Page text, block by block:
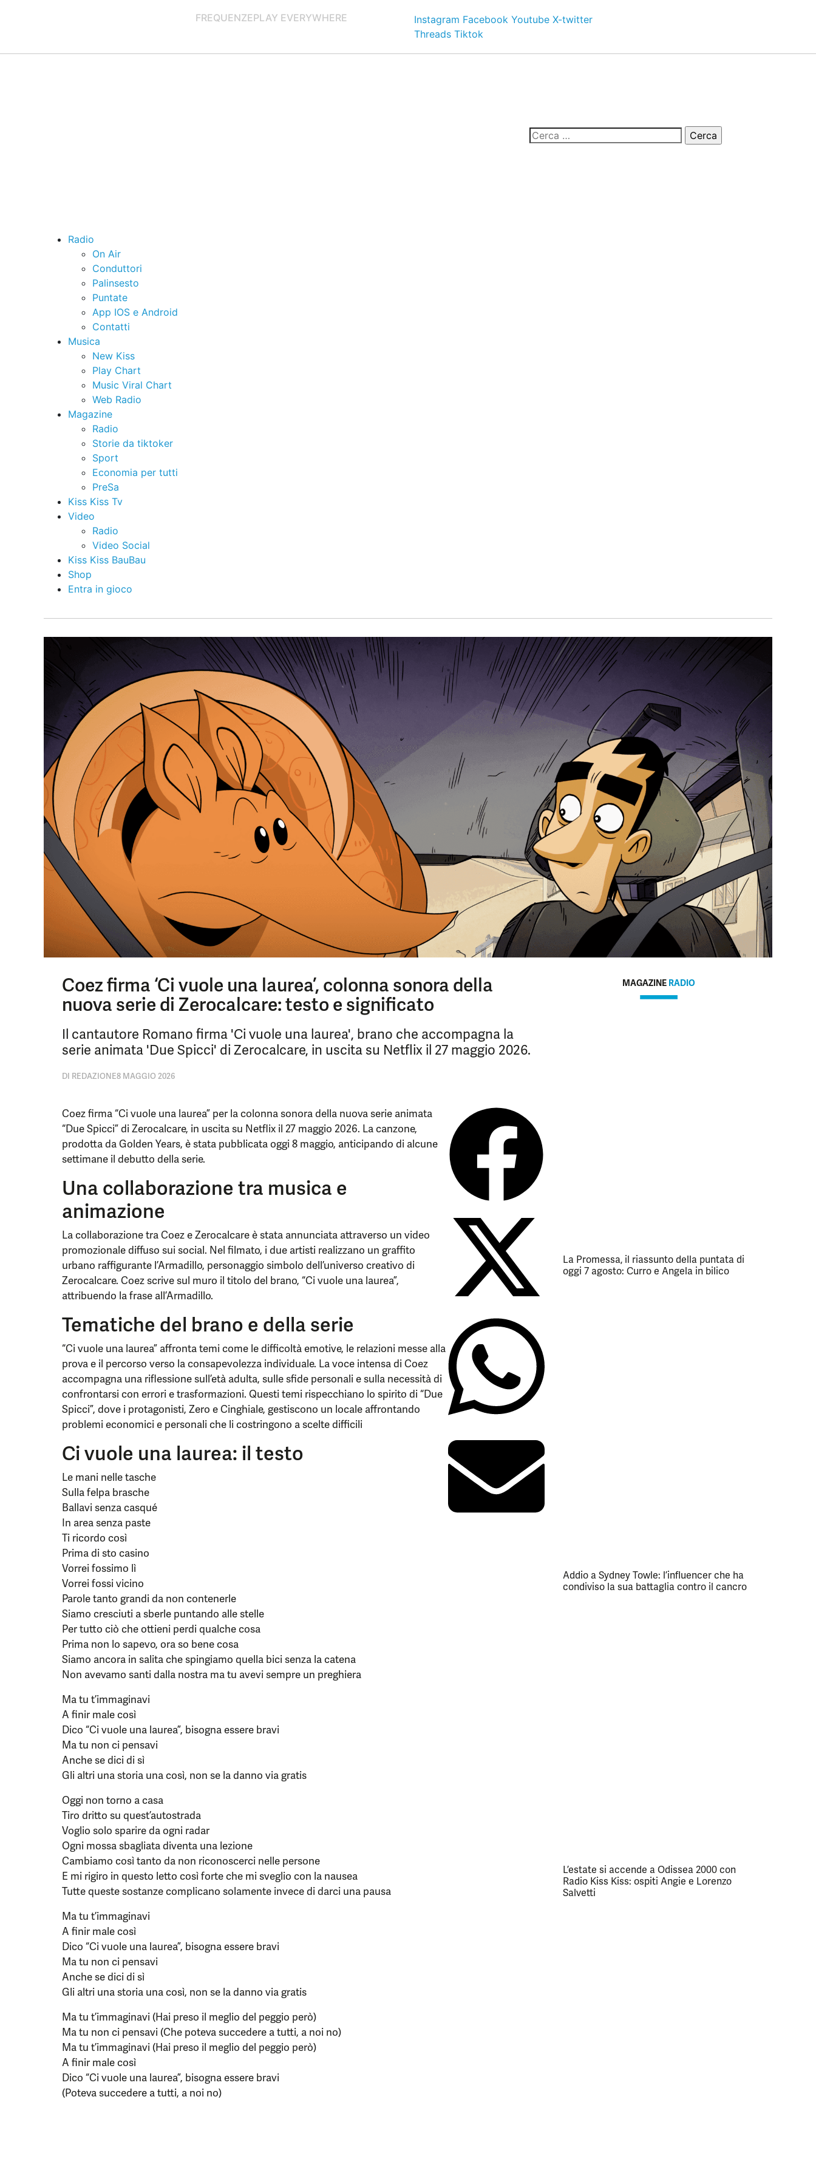
FREQUENZEPLAY EVERYWHERE Instagram Facebook Youtube X-twitter
Threads Tiktok
Radio
On Air
Conduttori
Palinsesto
Puntate
App IOS e Android
Contatti
Musica
New Kiss
Play Chart
Music Viral Chart
Web Radio
Magazine
Radio
Storie da tiktoker
Sport
Economia per tutti
PreSa
Kiss Kiss Tv
Video
Radio
Video Social
Kiss Kiss BauBau
Shop
Entra in gioco
Coez firma ‘Ci vuole una laurea’, colonna sonora della
nuova serie di Zerocalcare: testo e significato
Il cantautore Romano firma 'Ci vuole una laurea', brano che accompagna la
serie animata 'Due Spicci' di Zerocalcare, in uscita su Netflix il 27 maggio 2026.
DI REDAZIONE8 MAGGIO 2026
Coez firma “Ci vuole una laurea” per la colonna sonora della nuova serie animata
“Due Spicci” di Zerocalcare, in uscita su Netflix il 27 maggio 2026. La canzone,
prodotta da Golden Years, è stata pubblicata oggi 8 maggio, anticipando di alcune
settimane il debutto della serie.
Una collaborazione tra musica e
animazione
La collaborazione tra Coez e Zerocalcare è stata annunciata attraverso un video
promozionale diffuso sui social. Nel filmato, i due artisti realizzano un graffito
urbano raffigurante l’Armadillo, personaggio simbolo dell’universo creativo di
Zerocalcare. Coez scrive sul muro il titolo del brano, “Ci vuole una laurea”,
attribuendo la frase all’Armadillo.
Tematiche del brano e della serie
“Ci vuole una laurea” affronta temi come le difficoltà emotive, le relazioni messe alla
prova e il percorso verso la consapevolezza individuale. La voce intensa di Coez
accompagna una riflessione sull’età adulta, sulle sfide personali e sulla necessità di
confrontarsi con errori e trasformazioni. Questi temi rispecchiano lo spirito di “Due
Spicci”, dove i protagonisti, Zero e Cinghiale, gestiscono un locale affrontando
problemi economici e personali che li costringono a scelte difficili
Ci vuole una laurea: il testo
Le mani nelle tasche
Sulla felpa brasche
Ballavi senza casqué
In area senza paste
Ti ricordo così
Prima di sto casino
Vorrei fossimo lì
Vorrei fossi vicino
Parole tanto grandi da non contenerle
Siamo cresciuti a sberle puntando alle stelle
Per tutto ciò che ottieni perdi qualche cosa
Prima non lo sapevo, ora so bene cosa
Siamo ancora in salita che spingiamo quella bici senza la catena
Non avevamo santi dalla nostra ma tu avevi sempre un preghiera
Ma tu t’immaginavi
A finir male così
Dico “Ci vuole una laurea”, bisogna essere bravi
Ma tu non ci pensavi
Anche se dici di sì
Gli altri una storia una così, non se la danno via gratis
Oggi non torno a casa
Tiro dritto su quest’autostrada
Voglio solo sparire da ogni radar
Ogni mossa sbagliata diventa una lezione
Cambiamo così tanto da non riconoscerci nelle persone
E mi rigiro in questo letto così forte che mi sveglio con la nausea
Tutte queste sostanze complicano solamente invece di darci una pausa
Ma tu t’immaginavi
A finir male così
Dico “Ci vuole una laurea”, bisogna essere bravi
Ma tu non ci pensavi
Anche se dici di sì
Gli altri una storia una così, non se la danno via gratis
Ma tu t’immaginavi (Hai preso il meglio del peggio però)
Ma tu non ci pensavi (Che poteva succedere a tutti, a noi no)
Ma tu t’immaginavi (Hai preso il meglio del peggio però)
A finir male così
Dico “Ci vuole una laurea”, bisogna essere bravi
(Poteva succedere a tutti, a noi no)
MAGAZINE RADIO
La Promessa, il riassunto della puntata di
oggi 7 agosto: Curro e Angela in bilico
Addio a Sydney Towle: l’influencer che ha
condiviso la sua battaglia contro il cancro
L’estate si accende a Odissea 2000 con
Radio Kiss Kiss: ospiti Angie e Lorenzo
Salvetti